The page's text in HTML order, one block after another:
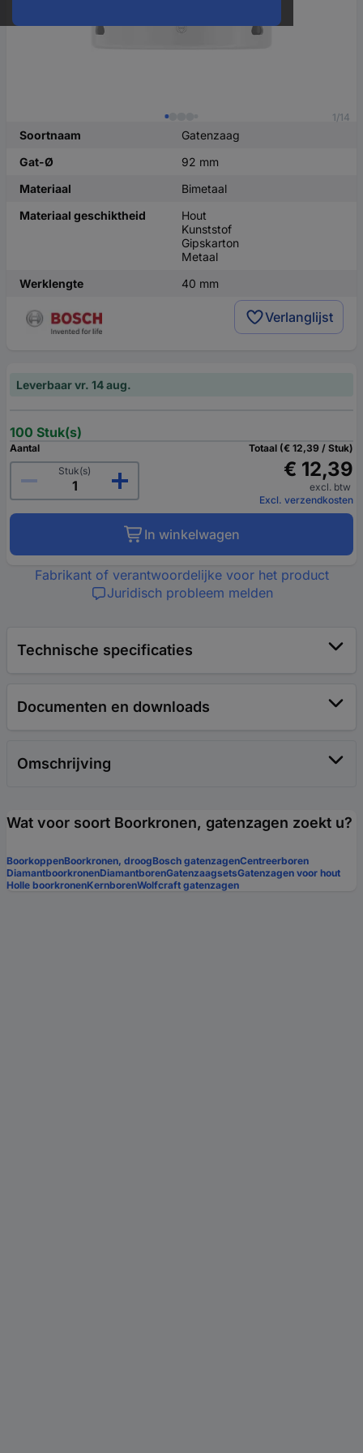
1/14
Soortnaam
Gatenzaag
Gat-Ø
92 mm
Materiaal
Bimetaal
Materiaal geschiktheid
Hout
Kunststof
Gipskarton
Metaal
Werklengte
40 mm
Verlanglijst
Leverbaar vr. 14 aug.
100 Stuk(s)
Aantal
Stuk(s)
Totaal (€ 12,39 / Stuk)
€ 12,39
excl. btw
Excl. verzendkosten
In winkelwagen
Fabrikant of verantwoordelijke voor het product
Juridisch probleem melden
Technische specificaties
Documenten en downloads
Omschrijving
Wat voor soort Boorkronen, gatenzagen zoekt u?
BoorkoppenBoorkronen, droogBosch gatenzagenCentreerboren
DiamantboorkronenDiamantborenGatenzaagsetsGatenzagen voor hout
Holle boorkronenKernborenWolfcraft gatenzagen